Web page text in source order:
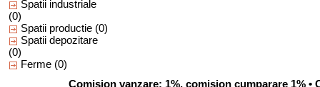
Spatii industriale
(0)
Spatii productie (0)
Spatii depozitare
(0)
Ferme (0)
Comision vanzare: 1%, comision cumparare 1%